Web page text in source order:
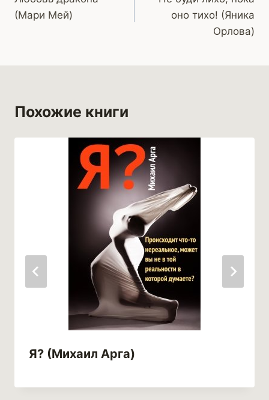
записям
(Мари Мей)
оно тихо! (Яника
Орлова)
Похожие книги
Я? (Михаил Арга)